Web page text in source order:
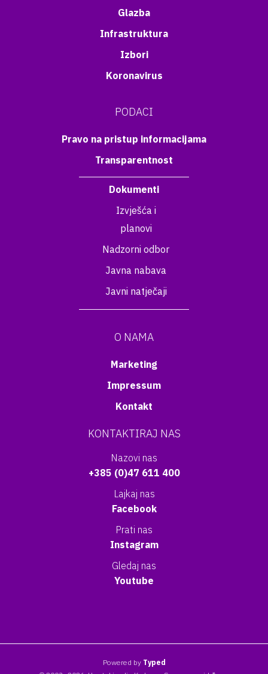
Glazba
Infrastruktura
Izbori
Koronavirus
PODACI
Pravo na pristup informacijama
Transparentnost
Dokumenti
Izvješća i
planovi
Nadzorni odbor
Javna nabava
Javni natječaji
O NAMA
Marketing
Impressum
Kontakt
KONTAKTIRAJ NAS
Nazovi nas
+385 (0)47 611 400
Lajkaj nas
Facebook
Prati nas
Instagram
Gledaj nas
Youtube
Powered by Typed